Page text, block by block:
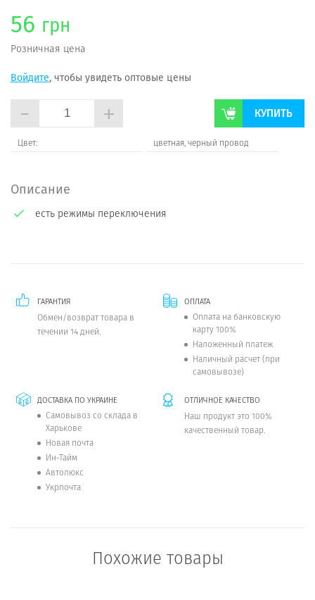
56 грн
Розничная цена
Войдите, чтобы увидеть оптовые цены
- + КУПИТЬ
Цвет: цветная, черный провод
Описание
есть режимы переключения
ГАРАНТИЯ
Обмен/возврат товара в
течении 14 дней.
ОПЛАТА
Оплата на банковскую
карту 100%
Наложенный платеж
Наличный расчет (при
самовывозе)
ДОСТАВКА ПО УКРАИНЕ
Самовывоз со склада в
Харькове
Новая почта
Ин-Тайм
Автолюкс
Укрпочта
ОТЛИЧНОЕ КАЧЕСТВО
Наш продукт это 100%
качественный товар.
Похожие товары